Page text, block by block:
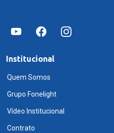
Institucional
Quem Somos
Grupo Fonelight
Vídeo Institucional
Contrato